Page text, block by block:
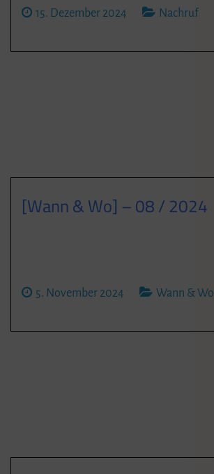
15. Dezember 2024 Nachruf
[Wann & Wo] – 08 / 2024
5. November 2024 Wann & Wo